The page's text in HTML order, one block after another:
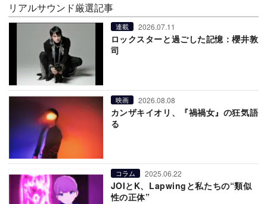
リアルサウンド厳選記事
連載 2026.07.11
ロックスターと過ごした記憶：櫻井敦
司
映画 2026.08.08
カンザキイオリ、『禍禍女』の狂気語
る
コラム 2025.06.22
JOIとK、Lapwingと私たちの“類似
性の正体”